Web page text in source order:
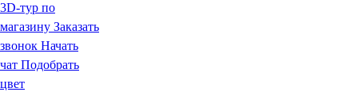
3D-тур по
магазину Заказать
звонок Начать
чат Подобрать
цвет